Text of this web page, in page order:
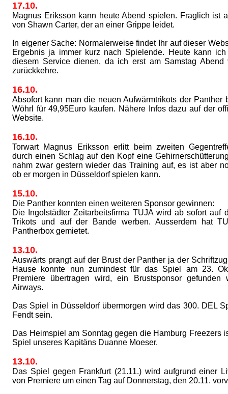
17.10.
Magnus Eriksson kann heute Abend spielen. Fraglich ist
von Shawn Carter, der an einer Grippe leidet.
In eigener Sache: Normalerweise findet Ihr auf dieser
Ergebnis ja immer kurz nach Spielende. Heute kann
diesem Service dienen, da ich erst am Samstag Abend
zurückkehre.
16.10.
Absofort kann man die neuen Aufwärmtrikots der Panther
Wöhrl für 49,95Euro kaufen. Nähere Infos dazu auf der
Website.
16.10.
Torwart Magnus Eriksson erlitt beim zweiten
durch einen Schlag auf den Kopf eine
nahm zwar gestern wieder das Training auf, es ist aber
ob er morgen in Düsseldorf spielen kann.
15.10.
Die Panther konnten einen weiteren Sponsor gewinnen:
Die Ingolstädter Zeitarbeitsfirma TUJA wird ab sofort auf
Trikots und auf der Bande werben. Ausserdem hat
Pantherbox gemietet.
13.10.
Auswärts prangt auf der Brust der Panther ja der
Hause konnte nun zumindest für das Spiel am 23.
Premiere übertragen wird, ein Brustsponsor gefunden
Airways.
Das Spiel in Düsseldorf übermorgen wird das 300. DEL
Fendt sein.
Das Heimspiel am Sonntag gegen die Hamburg Freezers
Spiel unseres Kapitäns Duanne Moeser.
13.10.
Das Spiel gegen Frankfurt (21.11.) wird aufgrund einer
von Premiere um einen Tag auf Donnerstag, den 20.11.